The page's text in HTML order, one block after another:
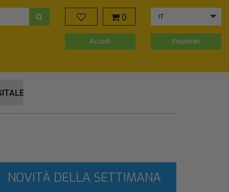
0 IT
Accedi Registrati
NOVITÀ DELLA SETTIMANA